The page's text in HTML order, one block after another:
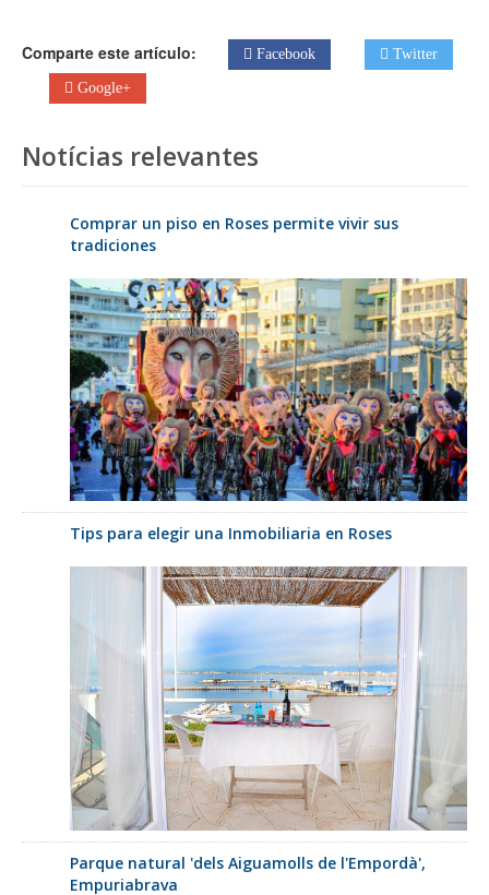
Comparte este artículo: Facebook Twitter
Google+
Notícias relevantes
Comprar un piso en Roses permite vivir sus
tradiciones
Tips para elegir una Inmobiliaria en Roses
Parque natural 'dels Aiguamolls de l'Empordà',
Empuriabrava